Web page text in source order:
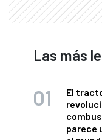
Las más
El
parece